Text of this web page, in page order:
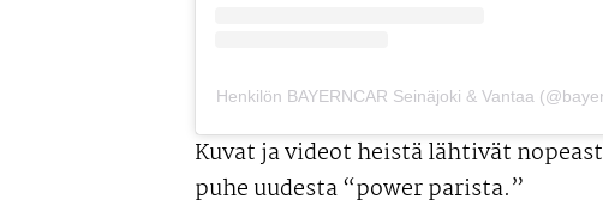
Henkilön BAYERNCAR Seinäjoki & Vantaa
Kuvat ja videot heistä lähtivät
puhe uudesta “power parista.”